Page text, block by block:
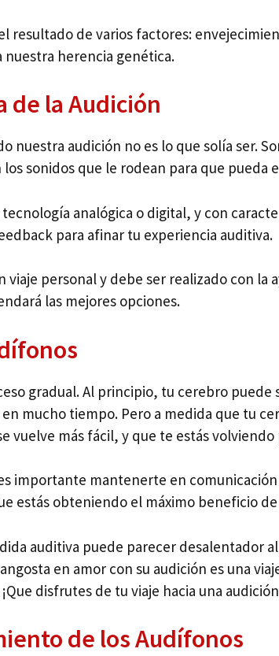
resultado de varios factores:
nuestra herencia genética.
de la Audición
nuestra audición no es lo que solía ser.
sonidos que le rodean para que pueda
analógica o digital, y con
para afinar tu experiencia auditiva.
personal y debe ser realizado con
las mejores opciones.
gradual. Al principio, tu cerebro
mucho tiempo. Pero a medida que tu
vuelve más fácil, y que te estás
importante mantenerte en
estás obteniendo el máximo beneficio
auditiva puede parecer desalentador
en amor con su audición es una
disfrutes de tu viaje hacia una
de los Audífonos